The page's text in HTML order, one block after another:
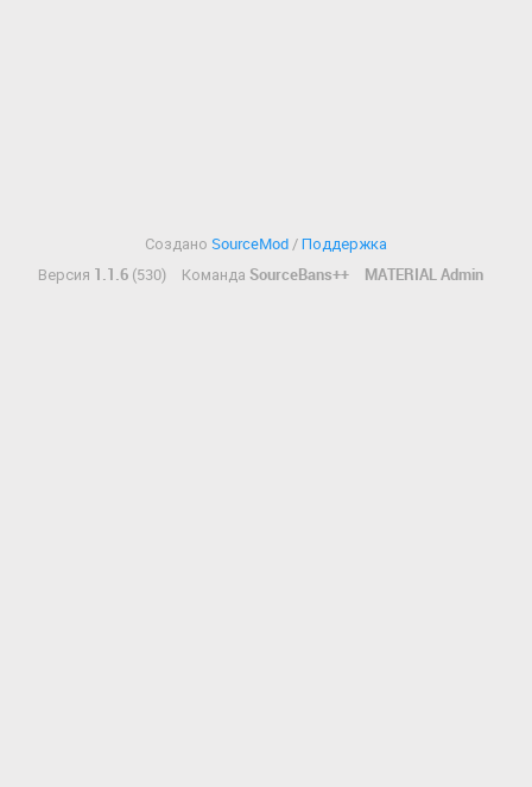
Создано SourceMod /Поддержка
Версия 1.1.6(530) Команда SourceBans++ MATERIAL Admin